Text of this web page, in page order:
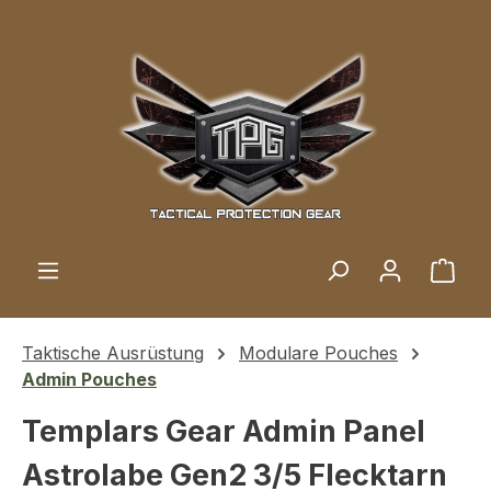
Taktische Ausrüstung
Modulare Pouches
Admin Pouches
Templars Gear Admin Panel
Astrolabe Gen2 3/5 Flecktarn